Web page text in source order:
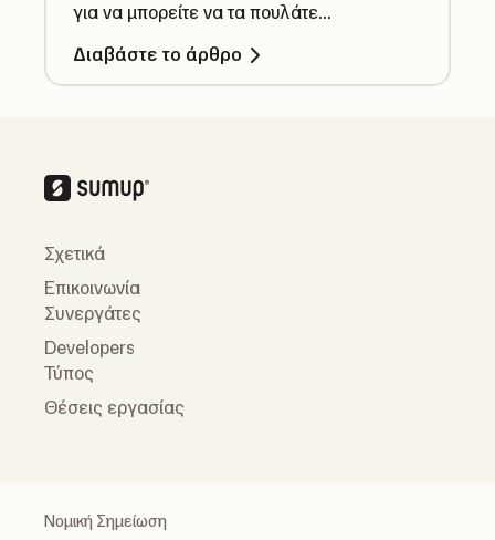
για να μπορείτε να τα πουλάτε
έναν κατάλογο τεμαχίων και
χρησιμοποιήστε τα τεμάχιά σας σε όλο το
Διαβάστε το άρθρο
Σχετικά
Επικοινωνία
Συνεργάτες
Developers
Τύπος
Θέσεις εργασίας
Νομική Σημείωση